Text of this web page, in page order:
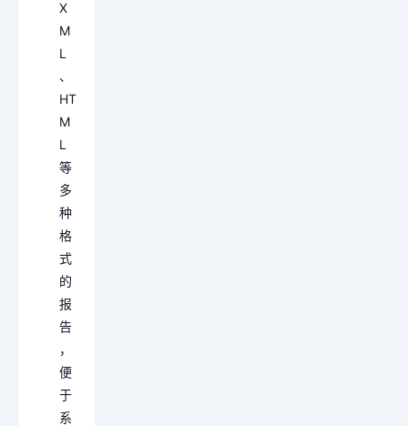
X
M
L
、
HT
M
L
等
多
种
格
式
的
报
告
，
便
于
系